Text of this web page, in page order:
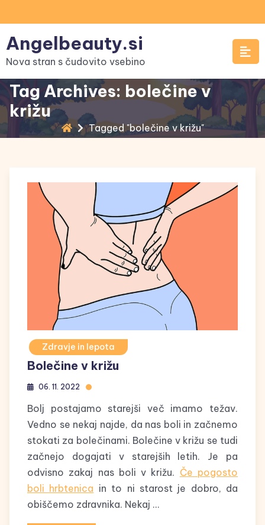
to
content
Angelbeauty.si
Nova stran s čudovito vsebino
Tag Archives: bolečine v
križu
Tagged "bolečine v križu"
Zdravje in lepota
Bolečine v križu
06. 11. 2022
Bolj postajamo starejši več imamo težav.
Vedno se nekaj najde, da nas boli in začnemo
stokati za bolečinami. Bolečine v križu se tudi
začnejo dogajati v starejših letih. Je pa
odvisno zakaj nas boli v križu. Če pogosto
boli hrbtenica in to ni starost je dobro, da
obiščemo zdravnika. Nekaj …